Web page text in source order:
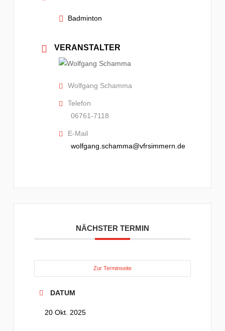
Badminton
VERANSTALTER
Wolfgang Schamma
Telefon
06761-7118
E-Mail
wolfgang.schamma@vfrsimmern.de
NÄCHSTER TERMIN
Zur Terminseite
DATUM
20 Okt. 2025